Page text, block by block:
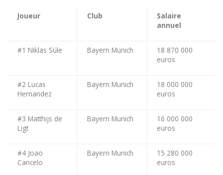
Joueur Club
Salaire
annuel
#1 Niklas Süle Bayern Munich
18 870 000
euros
#2 Lucas
Hernandez
Bayern Munich
18 000 000
euros
#3 Matthijs de
Ligt
Bayern Munich
16 000 000
euros
#4 Joao
Cancelo
Bayern Munich
15 280 000
euros